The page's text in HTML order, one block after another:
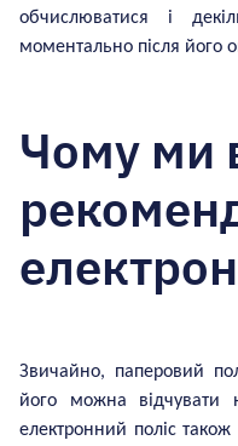
обчислюватися і
моментально після його
Чому ми
Звичайно, паперовий
його можна відчувати
електронний поліс